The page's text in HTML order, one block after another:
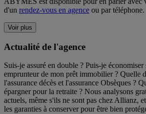
d'un rendez-vous en agence ou par téléphone.
Voir plus
Actualité de l'agence
Suis-je assuré en double ? Puis-je économiser
emprunteur de mon prêt immobilier ? Quelle
l'assurance décès et l'assurance Obsèques ?
épargner pour la retraite ? Nous analysons
actuels, même s'ils ne sont pas chez Allianz,
les garanties à conserver pour être bien